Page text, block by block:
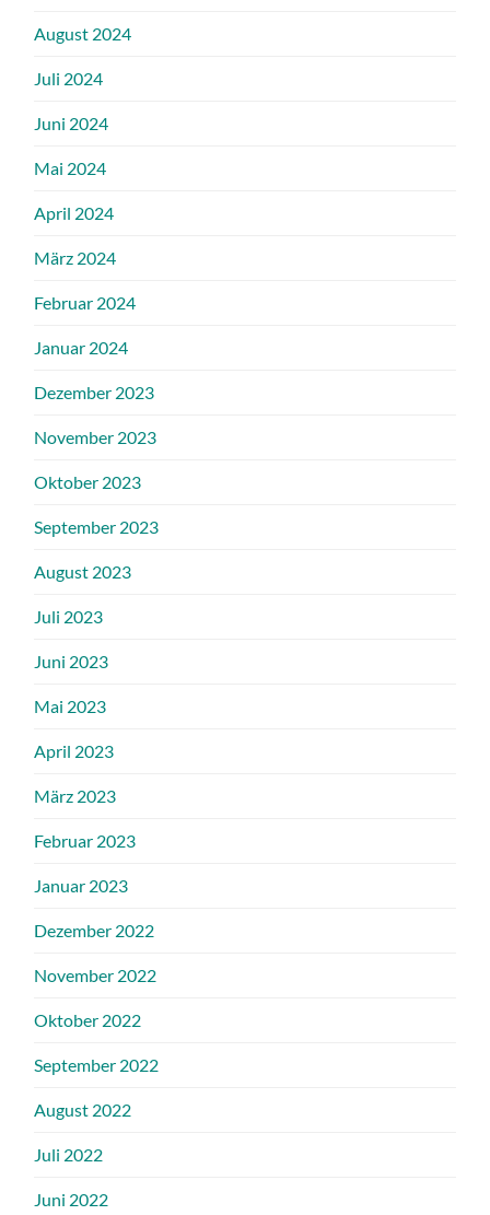
August 2024
Juli 2024
Juni 2024
Mai 2024
April 2024
März 2024
Februar 2024
Januar 2024
Dezember 2023
November 2023
Oktober 2023
September 2023
August 2023
Juli 2023
Juni 2023
Mai 2023
April 2023
März 2023
Februar 2023
Januar 2023
Dezember 2022
November 2022
Oktober 2022
September 2022
August 2022
Juli 2022
Juni 2022